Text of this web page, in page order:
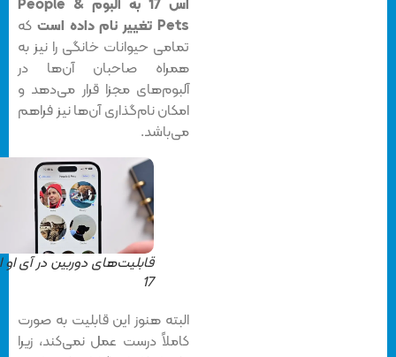
اس 17 به آلبوم People &
Pets تغییر نام داده است
که
تمامی حیوانات خانگی را نیز به
همراه صاحبان آن‌ها در
آلبوم‌های مجزا قرار می‌دهد و
امکان نام‌گذاری آن‌ها نیز فراهم
می‌باشد.
قابلیت‌های دوربین در آی او اس
البته هنوز این قابلیت به صورت
کاملاً درست عمل نمی‌کند، زیرا